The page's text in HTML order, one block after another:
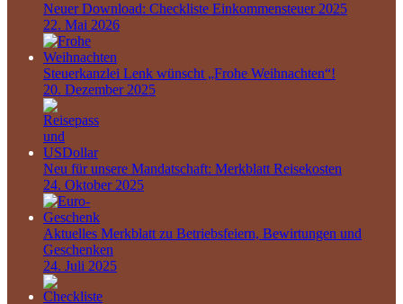
Neuer Download: Checkliste Einkommensteuer 2025
22. Mai 2026
Steuerkanzlei Lenk wünscht „Frohe Weihnachten“!
20. Dezember 2025
Neu für unsere Mandatschaft: Merkblatt Reisekosten
24. Oktober 2025
Aktuelles Merkblatt zu Betriebsfeiern, Bewirtungen und
Geschenken
24. Juli 2025